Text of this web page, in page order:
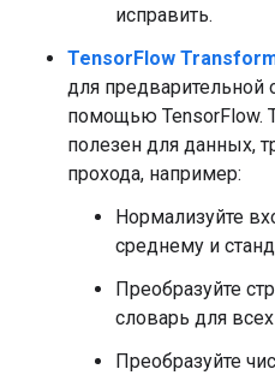
исправить.
TensorFlow
для предварительной
помощью TensorFlow.
полезен для данных,
прохода, например:
Нормализуйте
среднему и
Преобразуйте
словарь для
Преобразуйте